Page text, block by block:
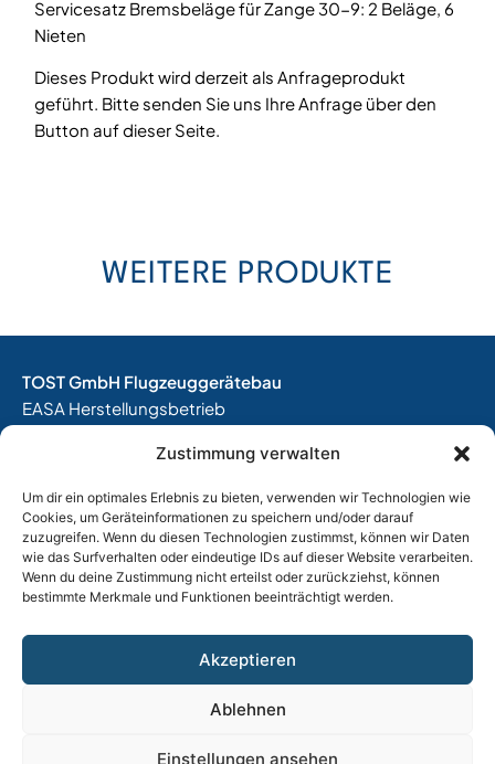
Zustimmung verwalten
Um dir ein optimales Erlebnis zu bieten, verwenden wir Technologien wie
Cookies, um Geräteinformationen zu speichern und/oder darauf
zuzugreifen. Wenn du diesen Technologien zustimmst, können wir Daten
wie das Surfverhalten oder eindeutige IDs auf dieser Website verarbeiten.
Wenn du deine Zustimmung nicht erteilst oder zurückziehst, können
bestimmte Merkmale und Funktionen beeinträchtigt werden.
Akzeptieren
Ablehnen
Einstellungen ansehen
Servicesatz Bremsbeläge für Zange 30-9: 2 Beläge, 6
Nieten
Dieses Produkt wird derzeit als Anfrageprodukt
geführt. Bitte senden Sie uns Ihre Anfrage über den
Button auf dieser Seite.
WEITERE PRODUKTE
TOST GmbH Flugzeuggerätebau
EASA Herstellungsbetrieb
Entwicklungsbetrieb
Thalkirchner Straße 62
80337 München
Tel. +49(0)89 544 599 0
E-Mail: info@tost.de
Montag – Donnerstag: 8:00 – 17:00 Uhr
Freitag: 8:00 – 15:00 Uhr
Datenschutz|AGB|Widerrufsbelehrung